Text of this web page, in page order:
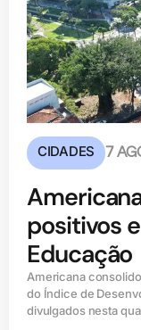
CIDADES 7
positivos
Educação
Americana
do Índice de
divulgados nesta